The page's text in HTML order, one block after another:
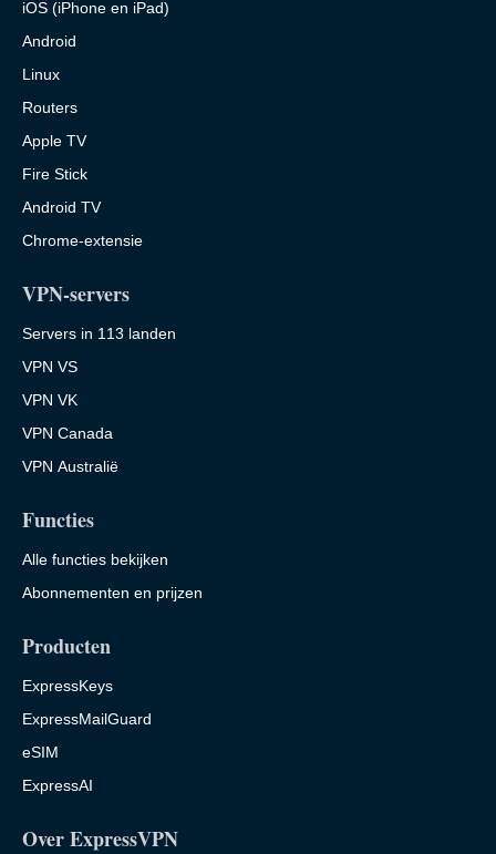
iOS (iPhone en iPad)
Android
Linux
Routers
Apple TV
Fire Stick
Android TV
Chrome-extensie
VPN-servers
Servers in 113 landen
VPN VS
VPN VK
VPN Canada
VPN Australië
Functies
Alle functies bekijken
Abonnementen en prijzen
Producten
ExpressKeys
ExpressMailGuard
eSIM
ExpressAI
Over ExpressVPN